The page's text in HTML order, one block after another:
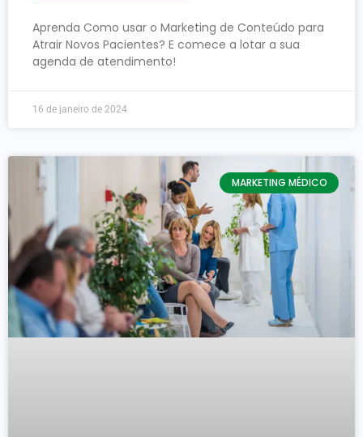
Aprenda Como usar o Marketing de Conteúdo para
Atrair Novos Pacientes? E comece a lotar a sua
agenda de atendimento!
16 de janeiro de 2024
MARKETING MÉDICO